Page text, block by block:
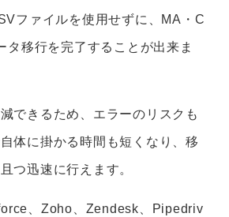
ファイルを使用せずに、MA・C
タ移行を完了することが出来ま
できるため、エラーのリスクも
体に掛かる時間も短くなり、移
つ迅速に行えます。
、Zoho、Zendesk、Pipedriv